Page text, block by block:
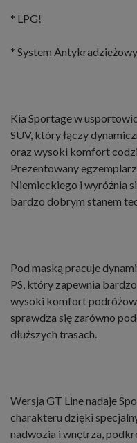
* LPG!
* System
Kia Sportage w
SUV, który łączy
oraz wysoki komfort
Prezentowany
Niemieckiego i wyróżnia
bardzo dobrym stanem
Pod maską pracuje
PS, który zapewnia
wysoki komfort
sprawdza się zarówno
dłuższych trasach.
Wersja GT Line nadaje
charakteru dzięki
nadwozia i wnętrza,